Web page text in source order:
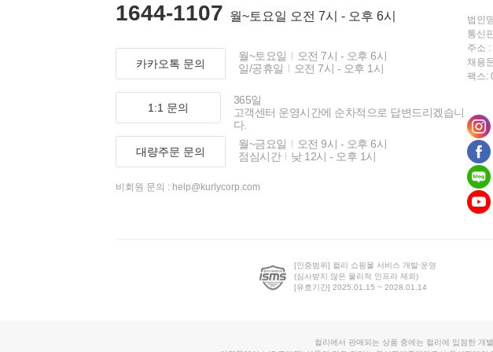
1644-1107 월~토요일 오전 7시 - 오후 6시
카카오톡 문의
월~토요일
오전 7시 - 오후 6시
일/공휴일
오전 7시 - 오후 1시
1:1 문의
365일
고객센터 운영시간에 순차적으로 답변드리겠습니
다.
대량주문 문의
월~금요일
오전 9시 - 오후 6시
점심시간
낮 12시 - 오후 1시
비회원 문의 : help@kurlycorp.com
법인
통신
주소
채용
팩스:
[인증범위] 컬리 쇼핑몰 서비스 개발·운영
(심사받지 않은 물리적 인프라 제외)
[유효기간] 2025.01.15 ~ 2028.01.14
컬리에서 판매되는 상품 중에는 컬리에 입점한 개